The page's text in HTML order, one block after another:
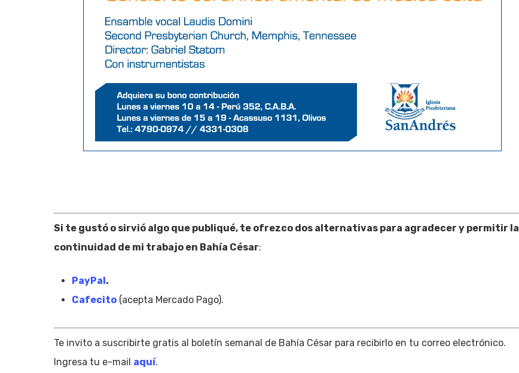
Si te gustó o sirvió algo que publiqué, te ofrezco dos alternativas para agradecer y permitir la
continuidad de mi trabajo en Bahía César:
PayPal.
Cafecito (acepta Mercado Pago).
Te invito a suscribirte gratis al boletín semanal de Bahía César para recibirlo en tu correo electrónico.
Ingresa tu e-mail aquí.